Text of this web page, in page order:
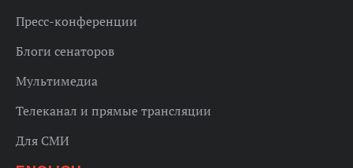
Пресс-конференции
Блоги сенаторов
Мультимедиа
Телеканал и прямые трансляции
Для СМИ